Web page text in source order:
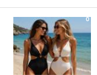
0